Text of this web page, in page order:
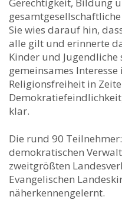
Sie wies darauf hin,
alle gilt und erinnerte
Kinder und Jugendliche
gemeinsames
Religionsfreiheit in
klar.
Die rund 90
demokratischen
zweitgrößten
Evangelischen
näherkennengelernt.